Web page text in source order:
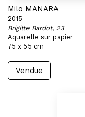
Milo MANARA
2015
Brigitte Bardot, 23
Aquarelle sur papier
75 x 55 cm
Vendue